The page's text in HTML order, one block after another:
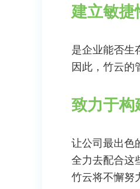
建立敏捷
是企业能否生
因此，竹云的
致力于构
让公司最出色
全力去配合这
竹云将不懈努